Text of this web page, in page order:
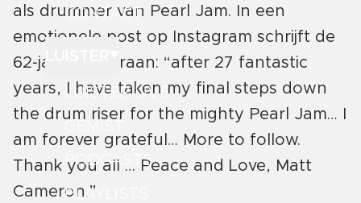
CONTACT
LUISTER LIVE
PODCASTS
PLAYLISTS
als drummer van Pearl Jam. In een
emotionele post op Instagram schrijft de
62‑jarige veteraan: “after 27 fantastic
years, I have taken my final steps down
the drum riser for the mighty Pearl Jam… I
am forever grateful… More to follow.
Thank you all … Peace and Love, Matt
Cameron.”